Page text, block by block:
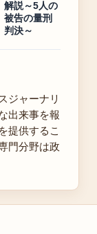
解説～5人の
被告の量刑
判決～
ジャーナリ
出来事を報
提供するこ
門分野は政